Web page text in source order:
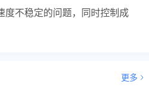
度不稳定的问题，同时控制成
更多